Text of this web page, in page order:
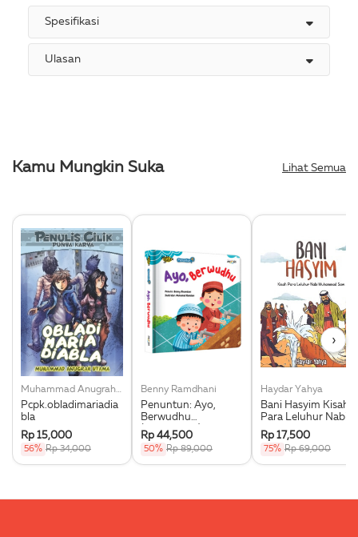
Spesifikasi
Ulasan
Kamu Mungkin Suka Lihat Semua
Muhammad Anugrah Utama
Pcpk.obladimariadia
bla
Rp 15,000
56% Rp 34,000
Benny Ramdhani
Penuntun: Ayo,
Berwudhu
(Boardbook)
Rp 44,500
50% Rp 89,000
Haydar Yahya
Bani Hasyim Kisah
Para Leluhur Nabi
Muhammad Saw.
Rp 17,500
75% Rp 69,000
›